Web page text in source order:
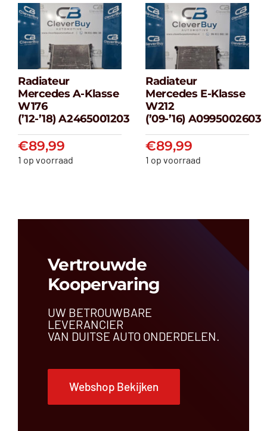
Radiateur
Mercedes A-
klasse W176
(’12-’18) A2465001203
€89,99
Radiateur
Mercedes A-Klasse
W176
(’12-’18) A2465001203
€89,99
1 op voorraad
Radiateur
Mercedes E-
klasse W212
(’09-’16)
€89,99
Radiateur
Mercedes E-Klasse
W212
(’09-’16) A0995002603
€89,99
1 op voorraad
Vertrouwde
Koopervaring
UW BETROUWBARE
LEVERANCIER
VAN DUITSE AUTO ONDERDELEN.
Webshop Bekijken